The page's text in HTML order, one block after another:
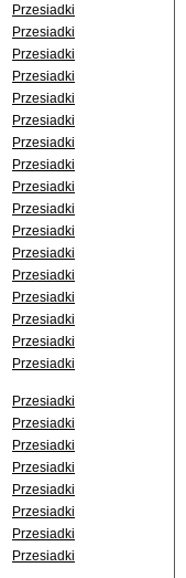
Przesiadki
Przesiadki
Przesiadki
Przesiadki
Przesiadki
Przesiadki
Przesiadki
Przesiadki
Przesiadki
Przesiadki
Przesiadki
Przesiadki
Przesiadki
Przesiadki
Przesiadki
Przesiadki
Przesiadki
Przesiadki
Przesiadki
Przesiadki
Przesiadki
Przesiadki
Przesiadki
Przesiadki
Przesiadki